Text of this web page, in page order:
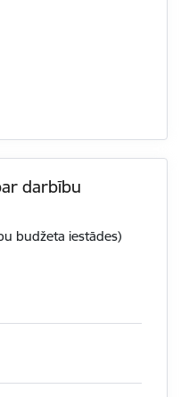
darbību
budžeta iestādes)